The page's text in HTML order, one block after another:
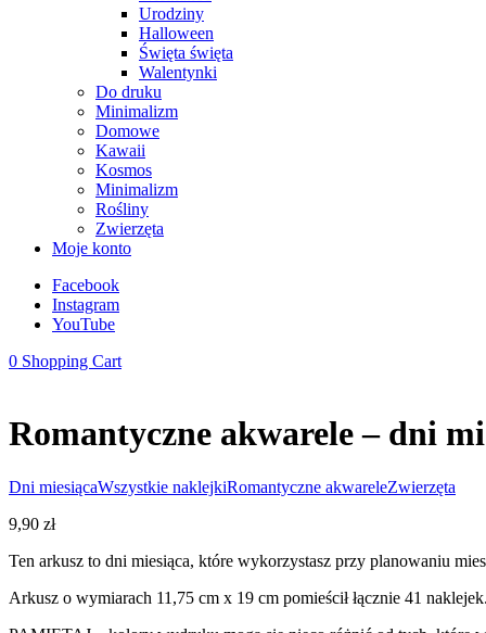
Urodziny
Halloween
Święta święta
Walentynki
Do druku
Minimalizm
Domowe
Kawaii
Kosmos
Minimalizm
Rośliny
Zwierzęta
Moje konto
Facebook
Instagram
YouTube
0 Shopping Cart
Romantyczne akwarele – dni
Dni miesiącaWszystkie naklejkiRomantyczne akwareleZwierzęta
9,90 zł
Ten arkusz to dni miesiąca, które wykorzystasz przy planowaniu
Arkusz o wymiarach 11,75 cm x 19 cm pomieścił łącznie 41